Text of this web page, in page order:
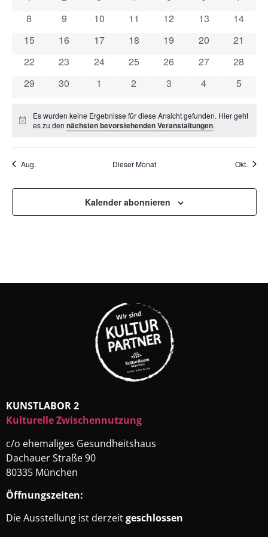
UND
VON
VERANSTALTUNGEN
0 Veranstaltungen
8 0 Veranstaltungen
9 0 Veranstaltungen
10 0 Veranstaltungen
11 0 Veranstaltungen
12 0
13 0
14
0 Veranstaltungen
15 0 Veranstaltungen
16 0 Veranstaltungen
17 0 Veranstaltungen
18 0 Veranstaltungen
19 0
20 0
21
0 Veranstaltungen
22 0 Veranstaltungen
23 0 Veranstaltungen
24 0 Veranstaltungen
25 0 Veranstaltungen
26 0
27 0
28
0 Veranstaltungen
29 0 Veranstaltungen
30 0 Veranstaltungen
1 0 Veranstaltungen
2 0 Veranstaltungen
3 0
4 0
5
Hinweis
Es wurden keine Ergebnisse für diese Ansicht gefunden. Hier geht
es zu dennächsten bevorstehenden Veranstaltungen.
Aug. Dieser Monat Okt.
Kalender abonnieren
KUNSTLABOR 2
Kulturelle Zwischennutzung
c/o ehemaliges Gesundheitshaus
Dachauer Straße 90
80335 München
Öffnungszeiten:
Die Ausstellung ist derzeitgeschlossen